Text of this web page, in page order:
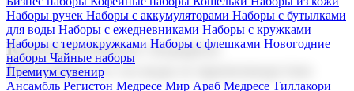
Наборы ручек Наборы с аккумуляторами Наборы с бутылками
для воды Наборы с ежедневниками Наборы с кружками
Наборы с термокружками Наборы с флешками Новогодние
наборы Чайные наборы
Премиум сувенир
Ансамбль Регистон Медресе Мир Араб Медресе Тиллакори
Корпоративные подарки
Поставка со склада и производство